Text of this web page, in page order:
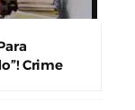
Crime